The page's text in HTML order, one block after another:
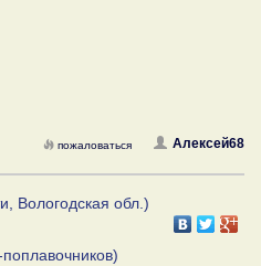
Алексей68
пожаловаться
Вологодская обл.)